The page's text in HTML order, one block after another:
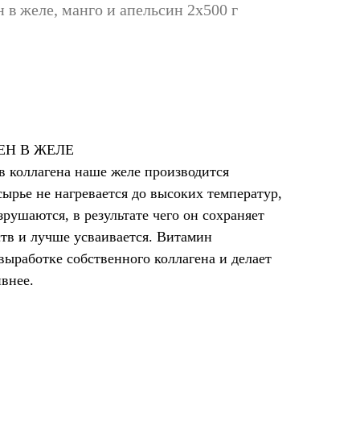
в желе, манго и апельсин 2х500 г
В ЖЕЛЕ
коллагена наше желе производится
не нагревается до высоких температур,
в результате чего он сохраняет
и лучше усваивается. Витамин
собственного коллагена и делает